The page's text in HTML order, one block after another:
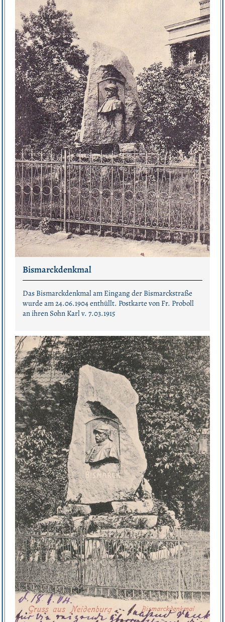
Bismarckdenkmal
Das Bismarckdenkmal am Eingang der Bismarckstraße
wurde am 24.06.1904 enthüllt. Postkarte von Fr. Proboll
an ihren Sohn Karl v. 7.03.1915